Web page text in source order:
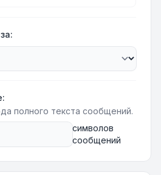
полного текста сообщений.
символов
сообщений